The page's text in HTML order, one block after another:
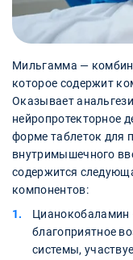
Мильгамма —
которое содержит
Оказывает
нейропротекторное
форме таблеток для
внутримышечного
содержится
компонентов:
Цианокобаламин
благоприятное
системы,